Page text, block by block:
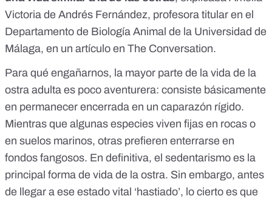
Victoria de Andrés Fernández, profesora titular en el
Departamento de Biología Animal de la Universidad de
Málaga, en un artículo en The Conversation.
Para qué engañarnos, la mayor parte de la vida de la
ostra adulta es poco aventurera: consiste básicamente
en permanecer encerrada en un caparazón rígido.
Mientras que algunas especies viven fijas en rocas o
en suelos marinos, otras prefieren enterrarse en
fondos fangosos. En definitiva, el sedentarismo es la
principal forma de vida de la ostra. Sin embargo, antes
de llegar a ese estado vital ‘hastiado’, lo cierto es que